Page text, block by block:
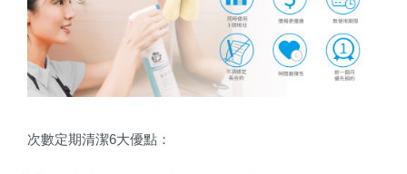
次數定期清潔6大優點：